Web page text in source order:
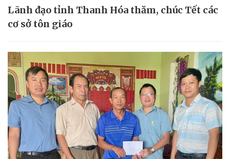
Lãnh đạo tỉnh Thanh Hóa thăm, chúc Tết các
cơ sở tôn giáo